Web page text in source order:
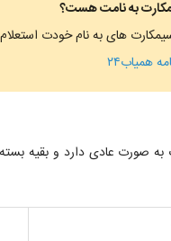
به نامت هست؟
همیاب۲۴
صورت عادی دارد و بقیه